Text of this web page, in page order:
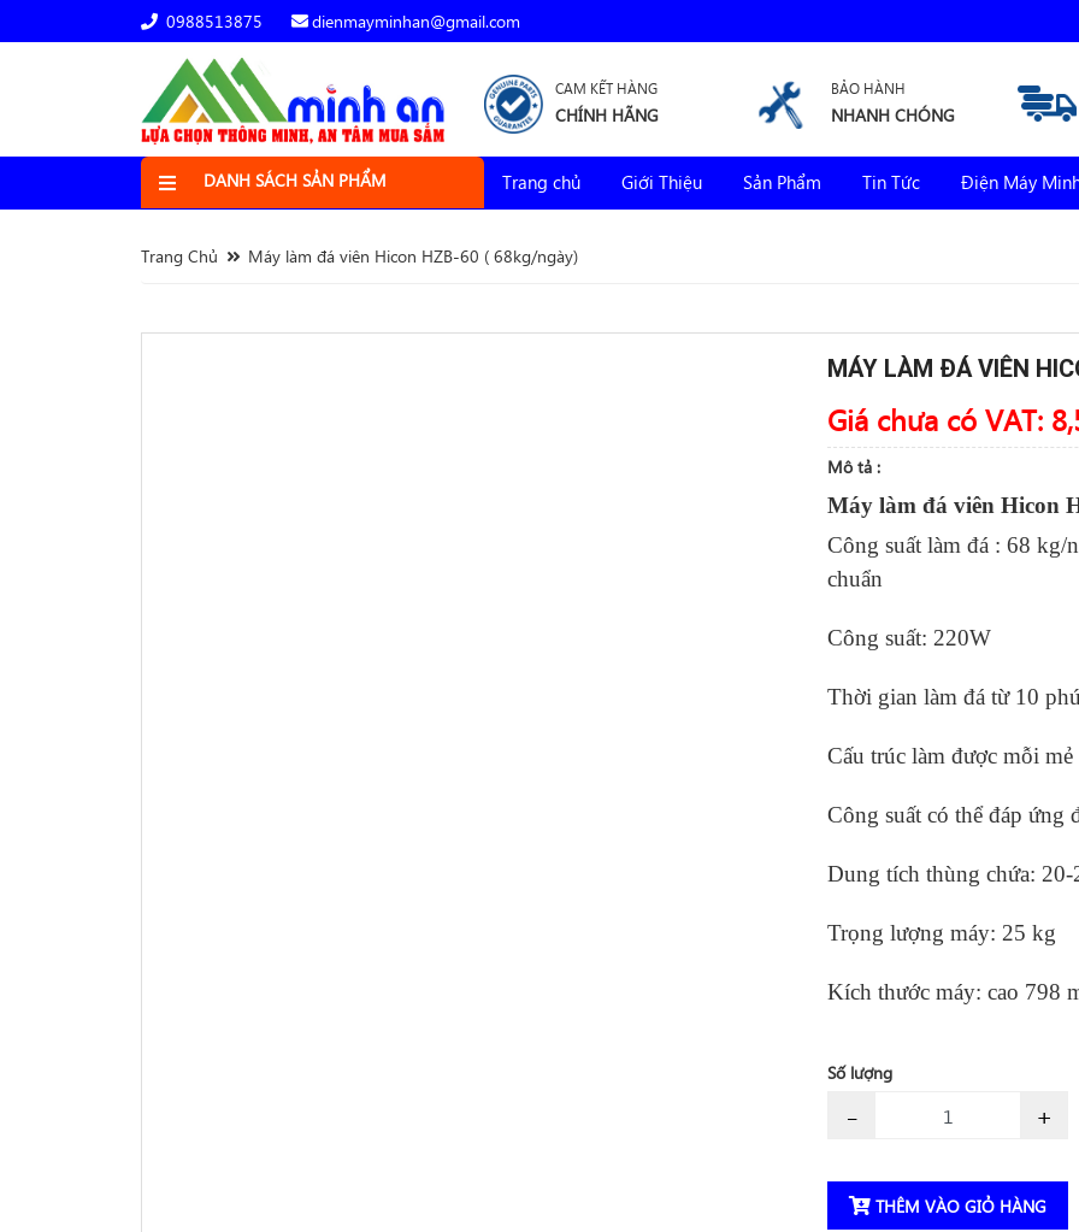
0988513875 dienmayminhan@gmail.com
CAM KẾT HÀNG
CHÍNH HÃNG
BẢO HÀNH
NHANH CHÓNG
Trang chủ Giới Thiệu Sản Phẩm Tin Tức Điện Máy
DANH SÁCH SẢN PHẨM
Trang Chủ Máy làm đá viên Hicon HZB-60 ( 68kg/ngày)
MÁY LÀM ĐÁ VIÊN
Giá chưa có VAT:
Mô tả :
Máy làm đá viên Hicon
Công suất làm đá : 68
chuẩn
Công suất: 220W
Thời gian làm đá từ 10
Cấu trúc làm được mỗi
Công suất có thể đáp ứng
Dung tích thùng chứa:
Trọng lượng máy: 25 kg
Kích thước máy: cao 798
Số lượng
- +
THÊM VÀO GIỎ HÀNG